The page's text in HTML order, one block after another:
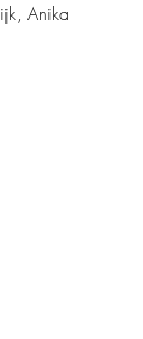
Anika